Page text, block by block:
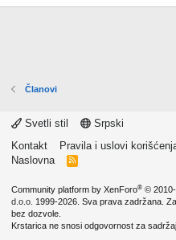
Članovi
Svetli stil
Srpski
Kontakt
Pravila i uslovi
Naslovna
R
Community platform by XenForo® © 2010-
d.o.o. 1999-2026. Sva prava zadržana.
bez dozvole.
Krstarica ne snosi odgovornost za